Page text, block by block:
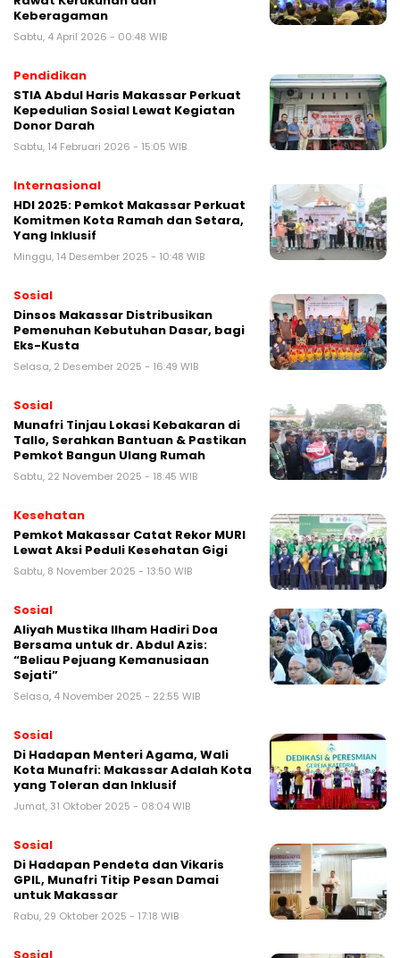
Keberagaman
Sabtu, 4 April 2026 - 00:48 WIB
Pendidikan
STIA Abdul Haris Makassar Perkuat
Kepedulian Sosial Lewat Kegiatan
Donor Darah
Sabtu, 14 Februari 2026 - 15:05 WIB
Internasional
HDI 2025: Pemkot Makassar Perkuat
Komitmen Kota Ramah dan Setara,
Yang Inklusif
Minggu, 14 Desember 2025 - 10:48 WIB
Sosial
Dinsos Makassar Distribusikan
Pemenuhan Kebutuhan Dasar, bagi
Eks-Kusta
Selasa, 2 Desember 2025 - 16:49 WIB
Sosial
Munafri Tinjau Lokasi Kebakaran di
Tallo, Serahkan Bantuan & Pastikan
Pemkot Bangun Ulang Rumah
Sabtu, 22 November 2025 - 18:45 WIB
Kesehatan
Pemkot Makassar Catat Rekor MURI
Lewat Aksi Peduli Kesehatan Gigi
Sabtu, 8 November 2025 - 13:50 WIB
Sosial
Aliyah Mustika Ilham Hadiri Doa
Bersama untuk dr. Abdul Azis:
“Beliau Pejuang Kemanusiaan
Sejati”
Selasa, 4 November 2025 - 22:55 WIB
Sosial
Di Hadapan Menteri Agama, Wali
Kota Munafri: Makassar Adalah Kota
yang Toleran dan Inklusif
Jumat, 31 Oktober 2025 - 08:04 WIB
Sosial
Di Hadapan Pendeta dan Vikaris
GPIL, Munafri Titip Pesan Damai
untuk Makassar
Rabu, 29 Oktober 2025 - 17:18 WIB